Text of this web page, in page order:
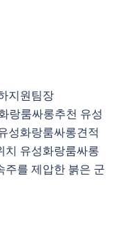
지원팀장
랑룸싸롱추천 유성
성화랑룸싸롱견적
치 유성화랑룸싸롱
주를 제압한 붉은 군